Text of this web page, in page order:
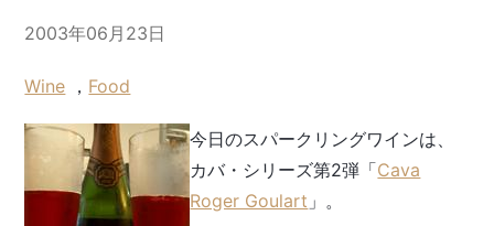
2003年06月23日
Wine ， Food
今日のスパークリングワインは、
カバ・シリーズ第2弾「Cava
Roger Goulart 」。